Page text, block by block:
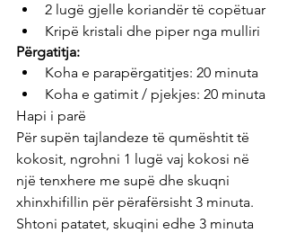
2 lugë gjelle koriandër të copëtuar
Kripë kristali dhe piper nga mulliri
Përgatitja:
Koha e parapërgatitjes: 20 minuta
Koha e gatimit / pjekjes: 20 minuta
Hapi i parë
Për supën tajlandeze të qumështit të
kokosit, ngrohni 1 lugë vaj kokosi në
një tenxhere me supë dhe skuqni
xhinxhifillin për përafërsisht 3 minuta.
Shtoni patatet, skuqini edhe 3 minuta